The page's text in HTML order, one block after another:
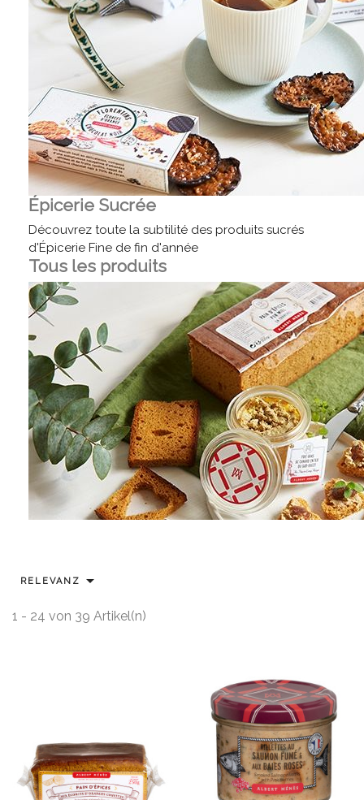
Épicerie Sucrée
Découvrez toute la subtilité des produits sucrés
d'Épicerie Fine de fin d'année
Tous les produits
RELEVANZ 
1 - 24 von 39 Artikel(n)